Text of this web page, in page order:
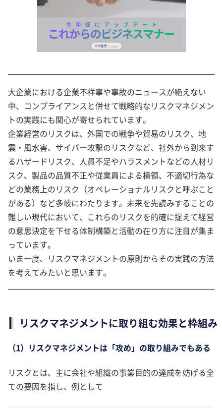
大企業における企業不祥事や事故のニュースが絶えない
中、コンプライアンスと併せて戦略的なリスクマネジメン
トの実践にも関心が寄せられています。
企業経営のリスクは、外国での戦争や貿易のリスク、地
震・風水害、サイバー攻撃のリスクなど、社外から到来す
るハザードリスク、人員不足やハラスメントなどの人材リ
スク、製品の品質不正や従業員による横領、不適切行為な
どの業務上のリスク（オペレーショナルリスクと呼ぶこと
がある）など多岐にわたります。未来を先読みすることの
難しい現代において、これらのリスクを的確に捉えて経営
の意思決定を下せる体制構築と活動の在り方に注目が集ま
っています。
いま一度、リスクマネジメントの原則からその実践の方法
を考えてみたいと思います。
リスクマネジメントに取り組む効果と枠組み
（1）リスクマネジメントは「攻め」の取り組みでもある
リスクとは、主に会社や組織の事業目的の達成を妨げる全
ての要因を指し、例として